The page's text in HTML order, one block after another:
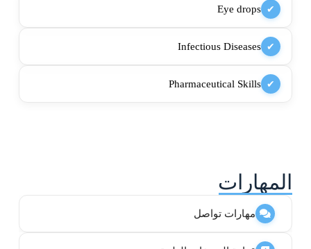
✔
Eye drops
✔
Infectious Diseases
✔
Pharmaceutical Skills
المهارات
مهارات تواصل